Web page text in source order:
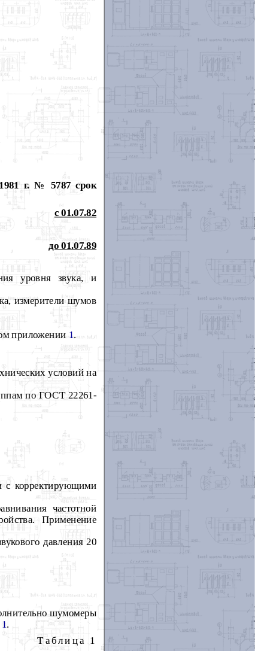
г. № 5787 срок
с 01.07.82
до 01.07.89
уровня звука, и
измерители шумов
приложении 1.
условий на
по ГОСТ 22261-
с корректирующими
частотной
Применение
давления 20
шумомеры
1.
Таблица 1